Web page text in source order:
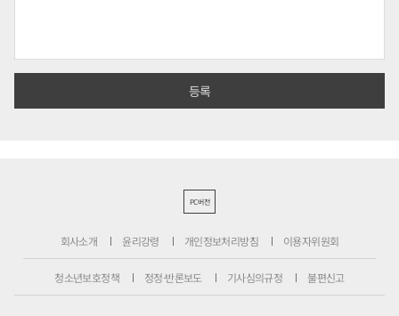
PC버전
회사소개 윤리강령 개인정보처리방침 이용자위원회
청소년보호정책 정정·반론보도 기사심의규정 불편신고